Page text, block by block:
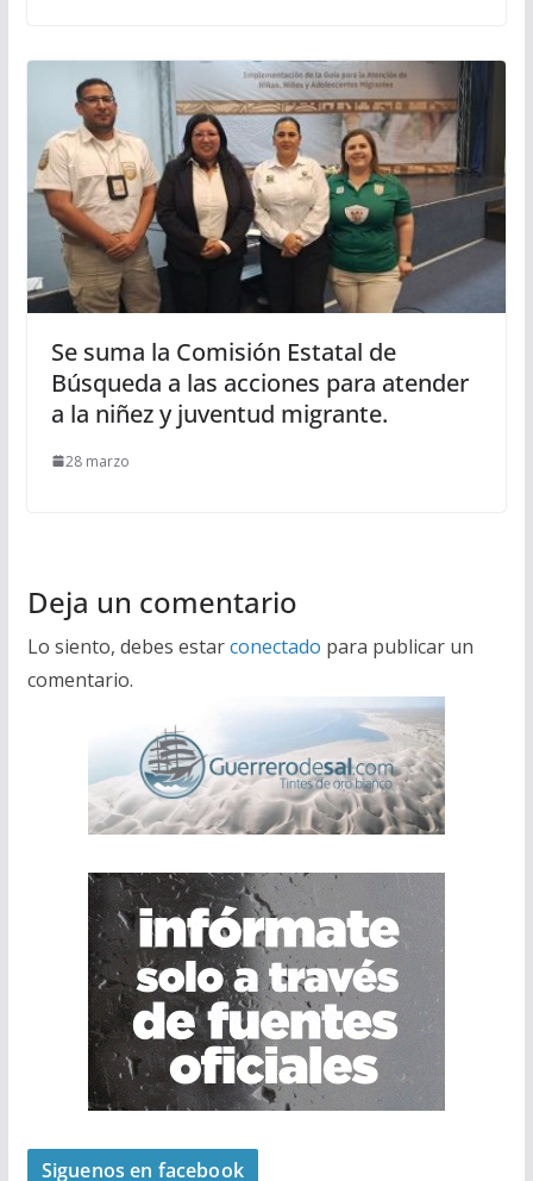
Se suma la Comisión Estatal de
Búsqueda a las acciones para atender
a la niñez y juventud migrante.
28 marzo
Deja un comentario
Lo siento, debes estarconectado para publicar un
comentario.
Siguenos en facebook